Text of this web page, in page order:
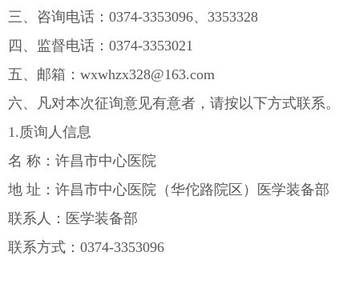
三、咨询电话：0374-3353096、3353328
四、监督电话：0374-3353021
五、邮箱：wxwhzx328@163.com
六、凡对本次征询意见有意者，请按以下方式联系。
1.质询人信息
名 称：许昌市中心医院
地 址：许昌市中心医院（华佗路院区）医学装备部
联系人：医学装备部
联系方式：0374-3353096